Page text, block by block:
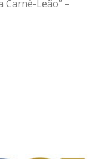
Carnê-Leão” –